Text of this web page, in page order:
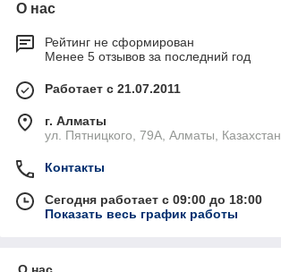
О нас
Рейтинг не сформирован
Менее 5 отзывов за последний год
Работает с 21.07.2011
г. Алматы
ул. Пятницкого, 79А, Алматы, Казахстан
Контакты
Сегодня работает с 09:00 до 18:00
Показать весь график работы